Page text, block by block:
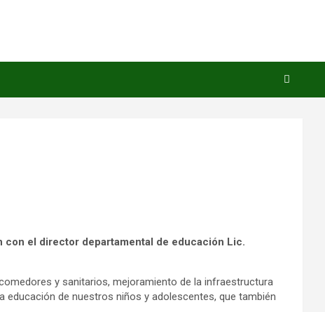
el director departamental de educación Lic.
y sanitarios, mejoramiento de la infraestructura
educación de nuestros niños y adolescentes, que también